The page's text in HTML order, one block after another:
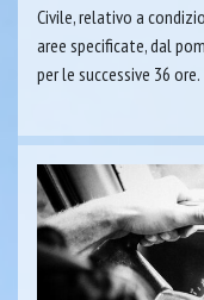
Civile, relativo a
aree specificate, dal
per le successive 36 ore.